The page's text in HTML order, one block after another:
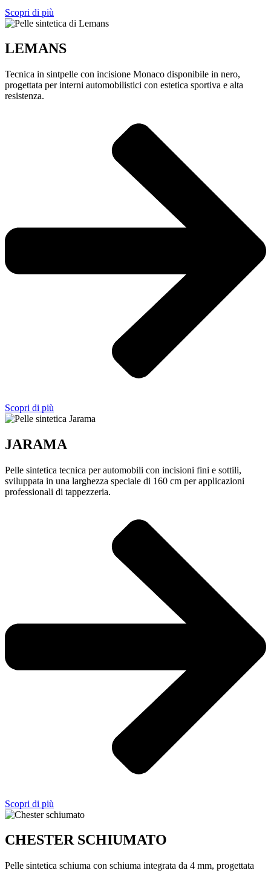
Scopri di più
LEMANS
Tecnica in sintpelle con incisione Monaco disponibile in nero,
progettata per interni automobilistici con estetica sportiva e alta
resistenza.
Scopri di più
JARAMA
Pelle sintetica tecnica per automobili con incisioni fini e sottili,
sviluppata in una larghezza speciale di 160 cm per applicazioni
professionali di tappezzeria.
Scopri di più
CHESTER SCHIUMATO
Pelle sintetica schiuma con schiuma integrata da 4 mm, progettata